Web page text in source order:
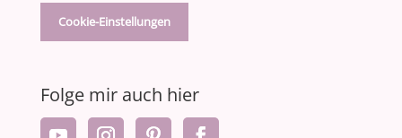
Cookie-Einstellungen
Folge mir auch hier